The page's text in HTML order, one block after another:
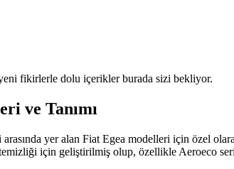
fikirlerle dolu içerikler burada sizi bekliyor.
ve Tanımı
yer alan Fiat Egea modelleri için özel
için geliştirilmiş olup, özellikle Aeroeco